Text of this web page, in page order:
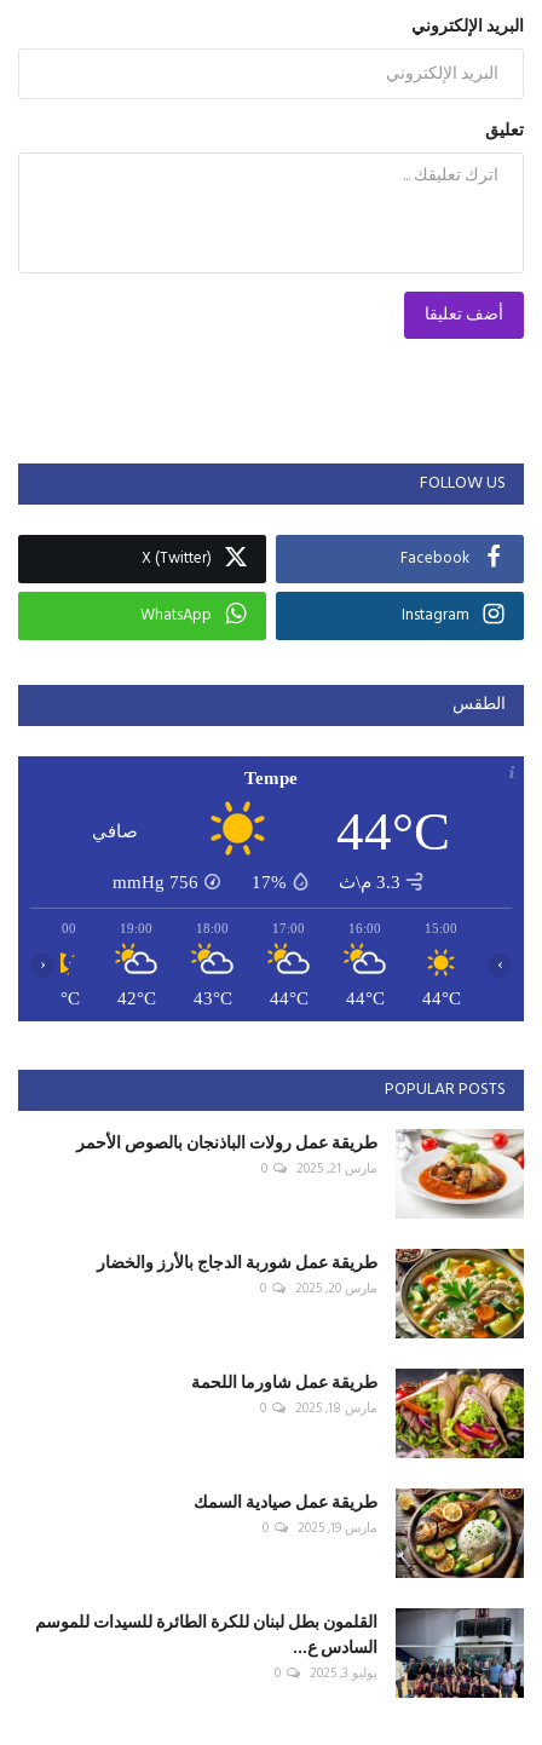
البريد الإلكتروني
تعليق
أضف تعليقا
FOLLOW US
Facebook
X (Twitter)
Instagram
WhatsApp
الطقس
Tempe
44°C صافي
3.3 م\ث 17%
756
mmHg
15:00
44°C
16:00
44°C
17:00
44°C
18:00
43°C
19:00
42°C
20:00
42°C
‹ ›
POPULAR POSTS
طريقة عمل رولات الباذنجان بالصوص الأحمر
مارس 21, 2025 0
طريقة عمل شوربة الدجاج بالأرز والخضار
مارس 20, 2025 0
طريقة عمل شاورما اللحمة
مارس 18, 2025 0
طريقة عمل صيادية السمك
مارس 19, 2025 0
القلمون بطل لبنان للكرة الطائرة للسيدات للموسم
السادس ع...
يوليو 3, 2025 0